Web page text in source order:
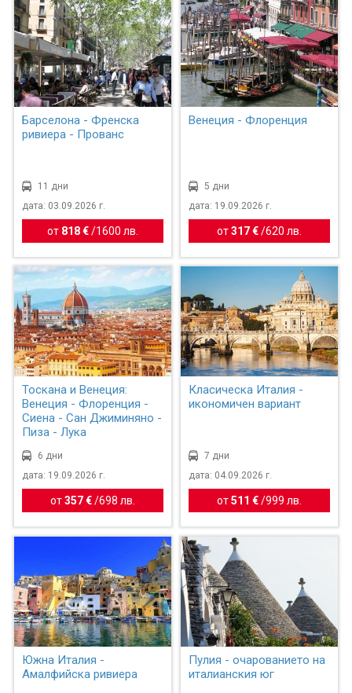
Барселона - Френска
ривиера - Прованс
11 дни
дата: 03.09.2026 г.
от 818 € / 1600 лв.
Венеция - Флоренция
5 дни
дата: 19.09.2026 г.
от317 €/620 лв.
Тоскана и Венеция:
Венеция - Флоренция -
Сиена - Сан Джиминяно -
Пиза - Лука
6 дни
дата: 19.09.2026 г.
от357 € /698 лв.
Класическа Италия -
икономичен вариант
7 дни
дата: 04.09.2026 г.
от511 €/999 лв.
Южна Италия -
Амалфийска ривиера
Пулия - очарованието на
италианския юг